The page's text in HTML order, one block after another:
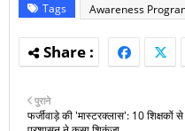
Tags Awareness
पुराने
फर्जीवाड़े की 'मास्टरक्लास': 10 शिक्षकों